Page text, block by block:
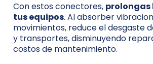
Con estos conectores, prolongas
tus equipos. Al absorber
movimientos, reduce el desgaste
y transportes, disminuyendo
costos de mantenimiento.